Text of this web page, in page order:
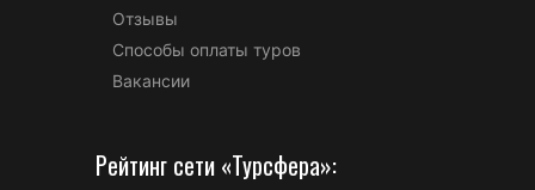
Отзывы
Способы оплаты туров
Вакансии
Рейтинг сети «Турсфера»: